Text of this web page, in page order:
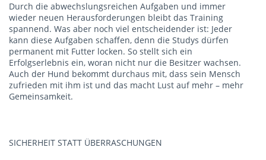
Durch die abwechslungsreichen Aufgaben und immer
wieder neuen Herausforderungen bleibt das Training
spannend. Was aber noch viel entscheidender ist: Jeder
kann diese Aufgaben schaffen, denn die Studys dürfen
permanent mit Futter locken. So stellt sich ein
Erfolgserlebnis ein, woran nicht nur die Besitzer wachsen.
Auch der Hund bekommt durchaus mit, dass sein Mensch
zufrieden mit ihm ist und das macht Lust auf mehr – mehr
Gemeinsamkeit.
SICHERHEIT STATT ÜBERRASCHUNGEN